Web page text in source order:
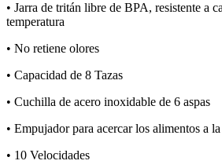
• Jarra de tritán libre de BPA, resistente a
temperatura
• No retiene olores
• Capacidad de 8 Tazas
• Cuchilla de acero inoxidable de 6 aspas
• Empujador para acercar los alimentos a
• 10 Velocidades